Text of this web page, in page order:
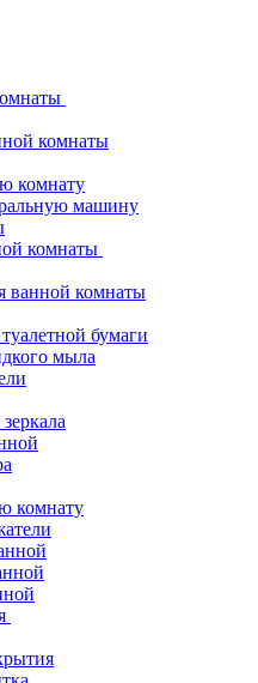
комнаты
комнату
машину
комнаты
ванной комнаты
бумаги
мыла
комнату